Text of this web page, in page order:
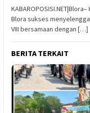
Blora sukses
VIII bersamaan dengan […]
BERITA TERKAIT